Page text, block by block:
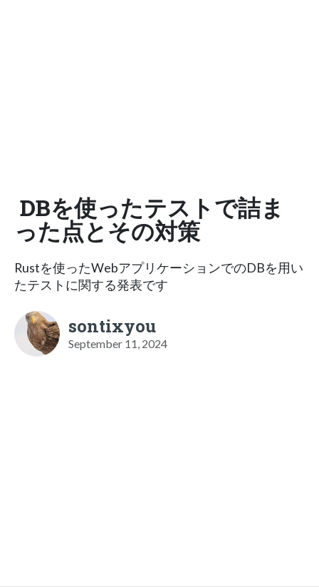
DBを使ったテストで詰ま
った点とその対策
Rustを使ったWebアプリケーションでのDBを用い
たテストに関する発表です
sontixyou
September 11, 2024